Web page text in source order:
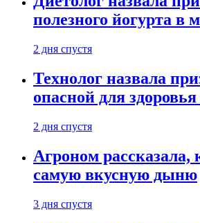
полезного йогурта в
2 дня спустя
Технолог назвала
опасной для
2 дня спустя
Агроном рассказала,
самую вкусную дыню
3 дня спустя